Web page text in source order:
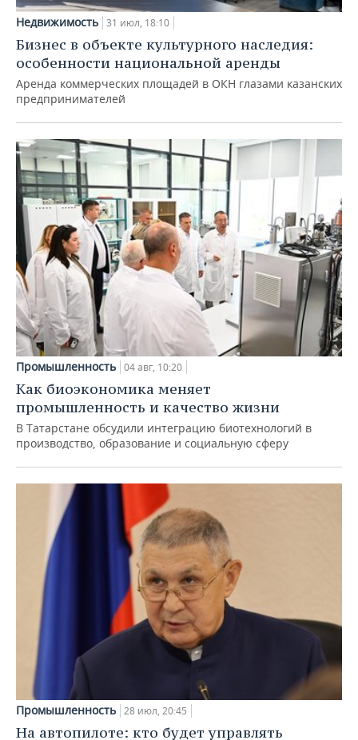
Недвижимость 31 июл, 18:10
Бизнес в объекте культурного наследия:
особенности национальной аренды
Аренда коммерческих площадей в ОКН глазами казанских
предпринимателей
Промышленность 04 авг, 10:20
Как биоэкономика меняет
промышленность и качество жизни
В Татарстане обсудили интеграцию биотехнологий в
производство, образование и социальную сферу
Промышленность 28 июл, 20:45
На автопилоте: кто будет управлять